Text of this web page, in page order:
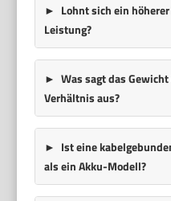
Lohnt sich ein
Leistung?
Was sagt das
Verhältnis aus?
Ist eine
als ein Akku-Modell?